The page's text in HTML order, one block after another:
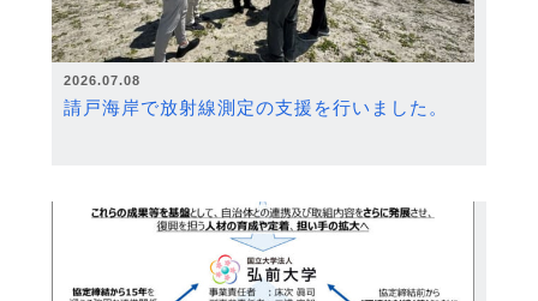
2026.07.08
請戸海岸で放射線測定の支援を行いました。